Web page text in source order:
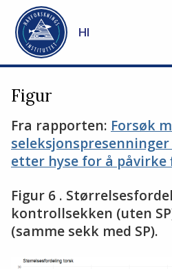
Gå til hovedinnhold
HI
Figur
Fra rapporten: Forsøk
etter hyse for å
Figur 6 .
kontrollsekken (uten
(samme sekk med SP).